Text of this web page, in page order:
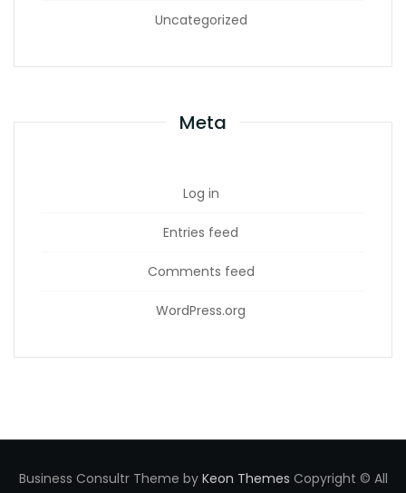
Uncategorized
Meta
Log in
Entries feed
Comments feed
WordPress.org
Business Consultr Theme by Keon Themes Copyright © All